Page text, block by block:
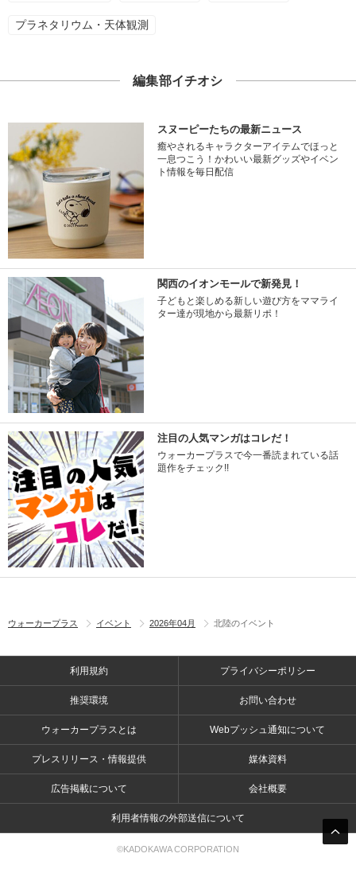
プラネタリウム・天体観測
編集部イチオシ
スヌーピーたちの最新ニュース
癒やされるキャラクターアイテムでほっと
一息つこう！かわいい最新グッズやイベン
ト情報を毎日配信
関西のイオンモールで新発見！
子どもと楽しめる新しい遊び方をママライ
ター達が現地から最新リポ！
注目の人気マンガはコレだ！
ウォーカープラスで今一番読まれている話
題作をチェック!!
ウォーカープラス イベント 2026年04月 北陸のイベント
利用規約 プライバシーポリシー
推奨環境 お問い合わせ
ウォーカープラスとは Webプッシュ通知について
プレスリリース・情報提供 媒体資料
広告掲載について 会社概要
利用者情報の外部送信について
©KADOKAWA CORPORATION